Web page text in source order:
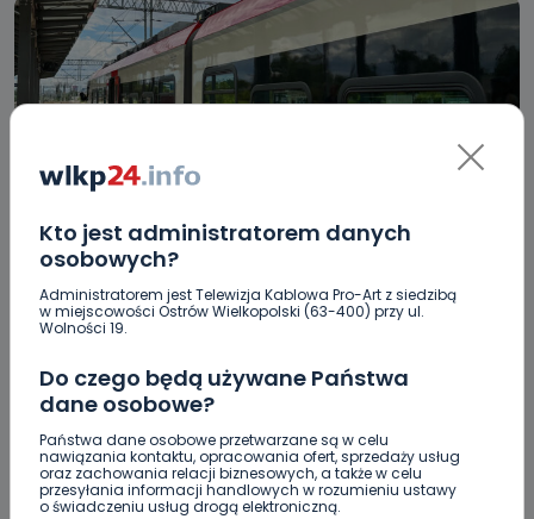
Kto jest administratorem danych
osobowych?
Administratorem jest Telewizja Kablowa Pro-Art z siedzibą
w miejscowości Ostrów Wielkopolski (63-400) przy ul.
Wolności 19.
Do czego będą używane Państwa
dane osobowe?
Państwa dane osobowe przetwarzane są w celu
nawiązania kontaktu, opracowania ofert, sprzedaży usług
oraz zachowania relacji biznesowych, a także w celu
przesyłania informacji handlowych w rozumieniu ustawy
o świadczeniu usług drogą elektroniczną.
HOT REGION WIADOMOŚCI
Nowe kursy i zmiany godzinowe. Nowy
rozkład już od soboty
07.03.2025 09:21
Ewa Szewczyk